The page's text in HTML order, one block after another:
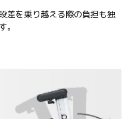
差を乗り越える際の負担も独
。